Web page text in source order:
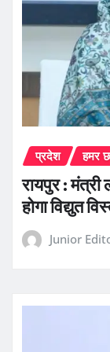
प्रदेश हमर
रायपुर : मंत्री
होगा विद्युत
Junior